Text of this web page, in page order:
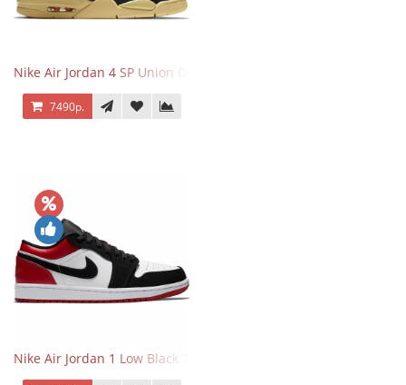
Nike Air Jordan 4 SP Union Off Noir
7490р.
Nike Air Jordan 1 Low Black Toe